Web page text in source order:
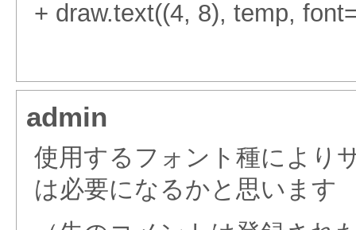
+ draw.text((4, 8), temp,
admin
使用するフォント種により
は必要になるかと思います